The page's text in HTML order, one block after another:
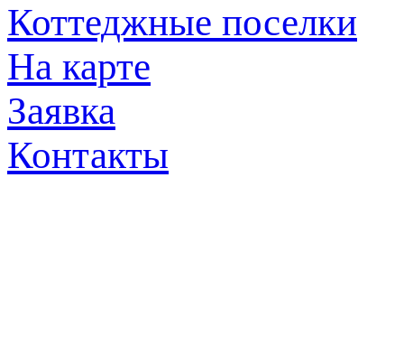
Коттеджные поселки
На карте
Заявка
Контакты